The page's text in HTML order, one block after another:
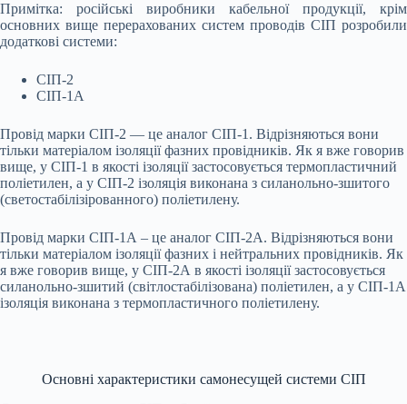
Примітка: російські виробники кабельної продукції, крім
основних вище перерахованих систем проводів СІП розробили
додаткові системи:
СІП-2
СІП-1А
Провід марки СІП-2 — це аналог СІП-1. Відрізняються вони
тільки матеріалом ізоляції фазних провідників. Як я вже говорив
вище, у СІП-1 в якості ізоляції застосовується термопластичний
поліетилен, а у СІП-2 ізоляція виконана з силанольно-зшитого
(светостабілізірованного) поліетилену.
Провід марки СІП-1А – це аналог СІП-2А. Відрізняються вони
тільки матеріалом ізоляції фазних і нейтральних провідників. Як
я вже говорив вище, у СІП-2А в якості ізоляції застосовується
силанольно-зшитий (світлостабілізована) поліетилен, а у СІП-1А
ізоляція виконана з термопластичного поліетилену.
Основні характеристики самонесущей системи СІП